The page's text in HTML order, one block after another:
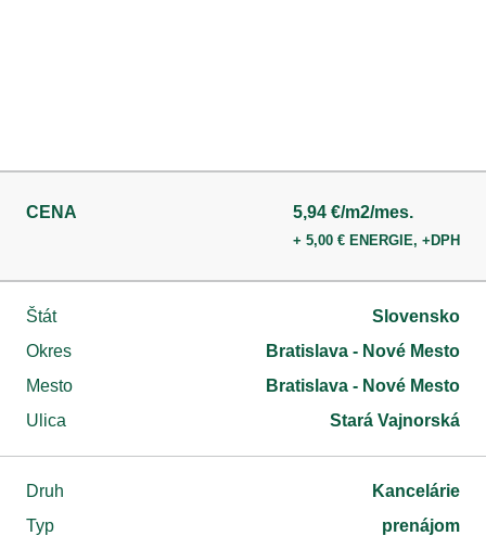
CENA 5,94 €/m2/mes.
+ 5,00 € ENERGIE, +DPH
Štát
Slovensko
Okres
Bratislava - Nové Mesto
Mesto
Bratislava - Nové Mesto
Ulica
Stará Vajnorská
Druh
Kancelárie
Typ
prenájom